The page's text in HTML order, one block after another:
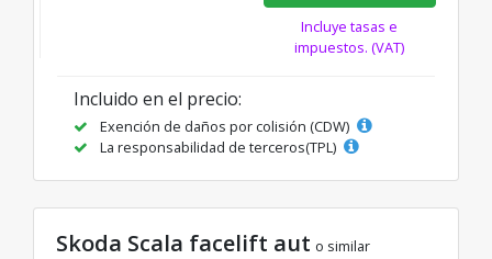
Incluye tasas e
impuestos. (VAT)
Incluido en el precio:
Exención de daños por colisión (CDW)
La responsabilidad de terceros(TPL)
Skoda Scala facelift aut o similar